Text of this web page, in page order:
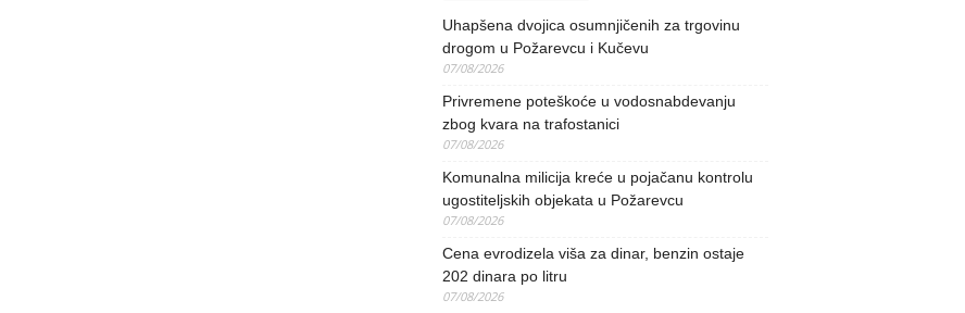
Uhapšena dvojica osumnjičenih za trgovinu
drogom u Požarevcu i Kučevu
07/08/2026
Privremene poteškoće u vodosnabdevanju
zbog kvara na trafostanici
07/08/2026
Komunalna milicija kreće u pojačanu kontrolu
ugostiteljskih objekata u Požarevcu
07/08/2026
Cena evrodizela viša za dinar, benzin ostaje
202 dinara po litru
07/08/2026